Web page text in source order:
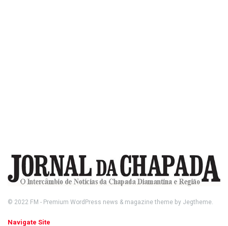
© 2022 FM - Premium WordPress news & magazine theme by Jegtheme.
Navigate Site